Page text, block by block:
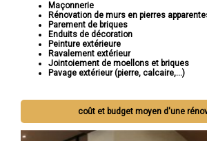
Maçonnerie
Rénovation de murs en pierres
Parement de briques
Enduits de décoration
Peinture extérieure
Ravalement extérieur
Jointoiement de moellons et briques
Pavage extérieur (pierre, calcaire,...)
coût et budget moyen d'une